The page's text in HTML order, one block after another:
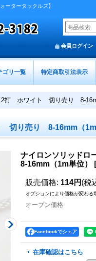
ータータックルズ】
会員ログイン
ゴリ一覧 特定商取引法表示
打 ホワイト 切り売り 8-
切り売り 8-16mm（
ナイロンソリッド
8-16mm（1m単位）
[
販売価格: 114円 (税
オプションにより価格が変わる
オープン価格
Facebookでシェア
在庫確認はこちら